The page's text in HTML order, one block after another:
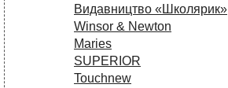
Видавництво «Школярик»
Winsor & Newton
Maries
SUPERIOR
Touchnew